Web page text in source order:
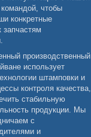
командой, чтобы
конкретные
запчастям
производственный
использует
штамповки и
контроля качества,
стабильную
продукции. Мы
с
и